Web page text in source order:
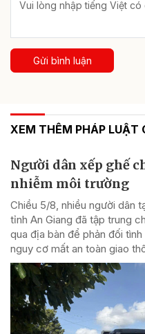
Gửi bình luận
XEM THÊM PHÁP LUẬT
Người dân xếp ghế
nhiễm môi trường
Chiều 5/8, nhiều người dân
tỉnh An Giang đã tập trung
qua địa bàn để phản đối
nguy cơ mất an toàn giao